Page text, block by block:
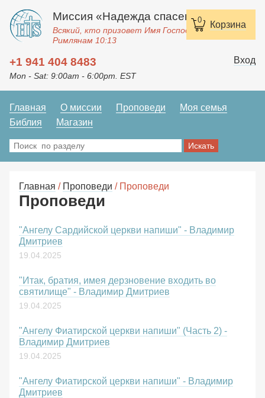
0 Корзина
Миссия «Надежда спасения»
Всякий, кто призовет Имя Господне, спасется.
Римлянам 10:13
+1 941 404 8483
Mon - Sat: 9:00am - 6:00pm. EST
Вход
Главная О миссии Проповеди
Моя семья
Библия
Магазин
Главная / Проповеди / Проповеди
Проповеди
"Ангелу Сардийской церкви напиши" - Владимир
Дмитриев
19.04.2025
"Итак, братия, имея дерзновение входить во
святилище" - Владимир Дмитриев
19.04.2025
"Ангелу Фиатирской церкви напиши" (Часть 2) -
Владимир Дмитриев
19.04.2025
"Ангелу Фиатирской церкви напиши" - Владимир
Дмитриев